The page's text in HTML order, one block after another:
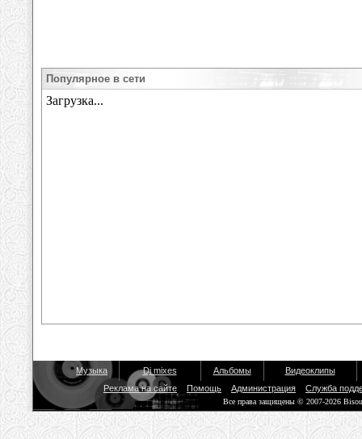
Популярное в сети
Музыка Dj mixes Альбомы
Видеоклипы
Реклама на сайте
Помощь Администрация Служба
Все права защищены © 2007-2026